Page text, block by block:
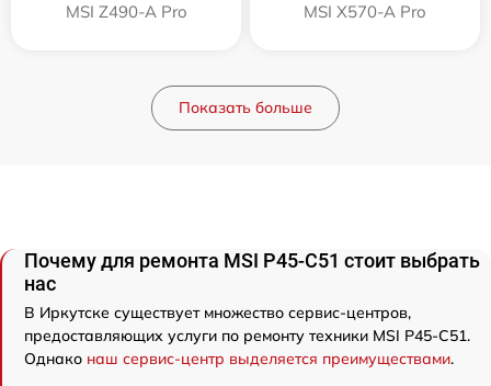
MSI Z490-A Pro MSI X570-A Pro
Показать больше
Почему для ремонта MSI P45-C51 стоит выбрать
нас
В Иркутске существует множество сервис-центров,
предоставляющих услуги по ремонту техники MSI P45-C51.
Однако наш сервис-центр выделяется преимуществами.